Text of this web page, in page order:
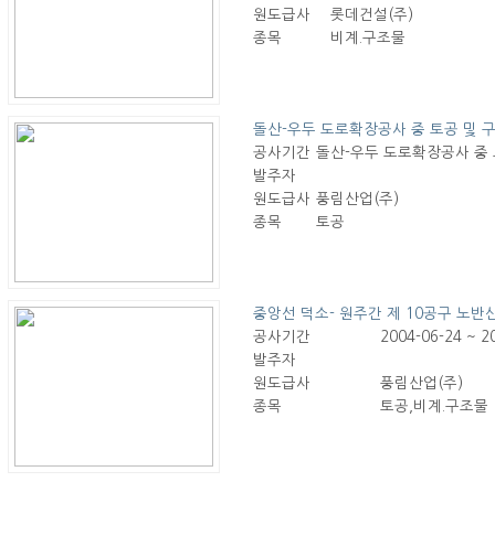
원도급사
롯데건설(주)
종목
비계.구조물
돌산-우두 도로확장공사 중 토공 및
공사기간 돌산-우두 도로확장공사 중
발주자
원도급사 풍림산업(주)
종목
토공
중앙선 덕소- 원주간 제 10공구 노반
공사기간
2004-06-24 ~
발주자
원도급사
풍림산업(주)
종목
토공,비계.구조물